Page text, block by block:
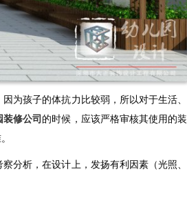
为孩子的体抗力比较弱，所以对于生活、
装修公司的时候，应该严格审核其使用的装
分析，在设计上，发扬有利因素（光照、